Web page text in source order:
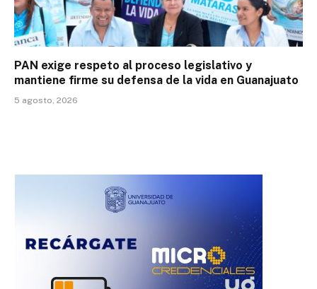
PAN exige respeto al proceso legislativo y
mantiene firme su defensa de la vida en Guanajuato
5 agosto, 2026